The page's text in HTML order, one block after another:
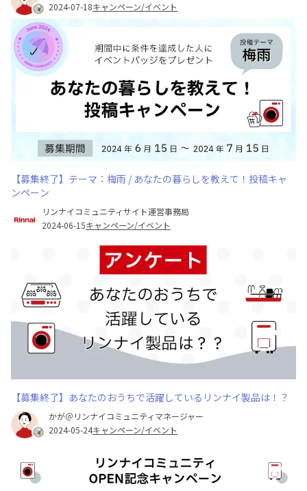
2024-07-18キャンペーン/イベント
【募集終了】テーマ：梅雨 / あなたの暮らしを教えて！投稿キャ
ンペーン
リンナイコミュニティサイト運営事務局
2024-06-15キャンペーン/イベント
【募集終了】あなたのおうちで活躍しているリンナイ製品は！？
かが＠リンナイコミュニティマネージャー
2024-05-24キャンペーン/イベント